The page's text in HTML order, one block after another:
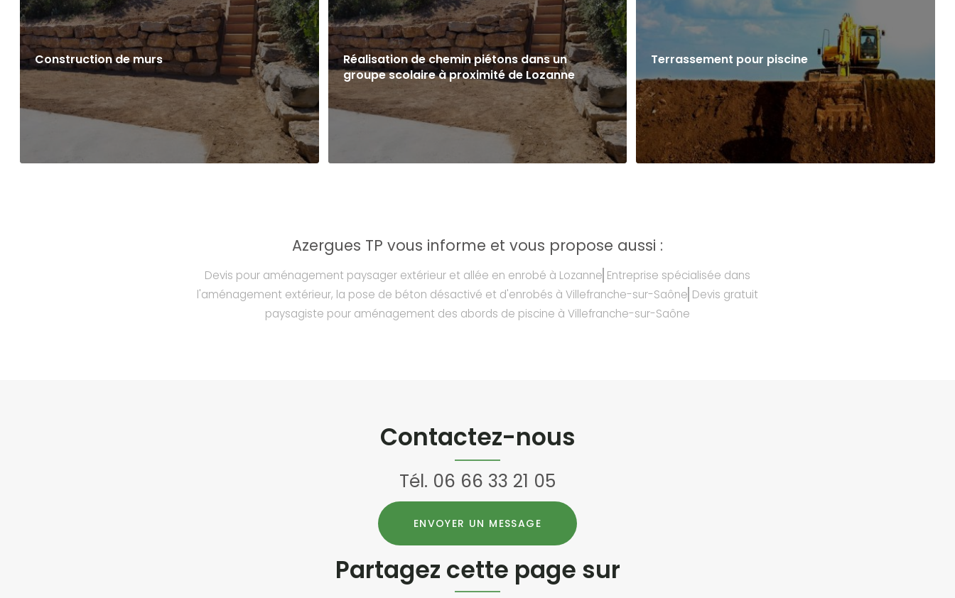
Construction de murs
Réalisation de chemin piétons dans un
groupe scolaire à proximité de Lozanne
Terrassement pour piscine
Azergues TP vous informe et vous propose aussi :
Devis pour aménagement paysager extérieur et allée en enrobé à Lozanne Entreprise spécialisée dans
l'aménagement extérieur, la pose de béton désactivé et d'enrobés à Villefranche-sur-Saône Devis gratuit
paysagiste pour aménagement des abords de piscine à Villefranche-sur-Saône
Contactez-nous
Tél. 06 66 33 21 05
ENVOYER UN MESSAGE
Partagez cette page sur